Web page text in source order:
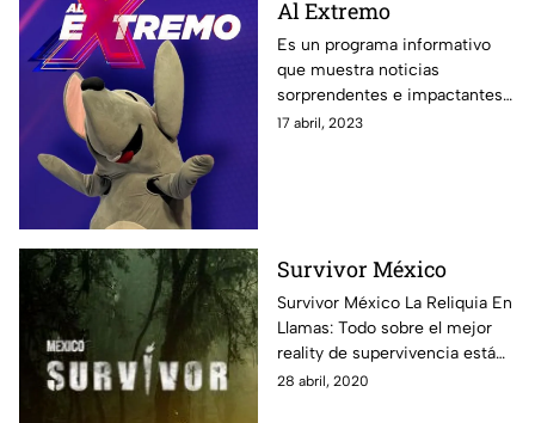
Al Extremo
Es un programa informativo
que muestra noticias
sorprendentes e impactantes
alrededor del mundo, además
17 abril, 2023
Survivor México
Survivor México La Reliquia En
Llamas: Todo sobre el mejor
reality de supervivencia está
aquí: fotos, notas y todos los
28 abril, 2020